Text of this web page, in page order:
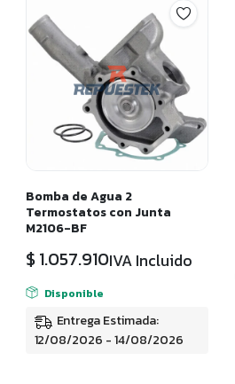
Bomba de Agua 2
Termostatos con Junta
M2106-BF
$1.057.910IVA Incluido
Disponible
Entrega Estimada:
12/08/2026 - 14/08/2026